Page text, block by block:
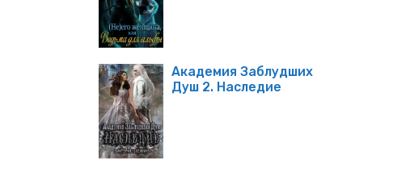
Академия Заблудших
Душ 2. Наследие